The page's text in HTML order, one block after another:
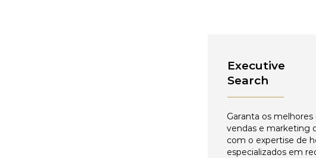
Executive
Search
Garanta os
vendas e marketing
com o expertise de
especializados em